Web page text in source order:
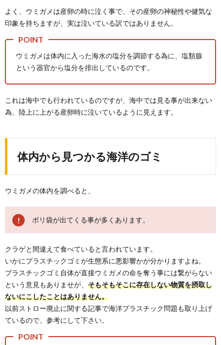
よく、ウミガメは産卵の時に泣く事で、その産卵の神秘性や健気な
印象を持ちますが、実は泣いている訳ではありません。
ウミガメは体内に入った海水の塩分を調節する為に、塩類腺
という器官から塩分を排出しているのです。
これは海中でも行われているのですが、海中では見る事が出来ない
為、陸上に上がる産卵時に泣いているように見えます。
体内から見つかる海洋のゴミ
ウミガメの体内を調べると、
ポリ袋が出てくる事が多くあります。
クラゲと間違えて食べていると言われています。
いかにプラスチックゴミが生態系に悪影響かが分かりますよね。
プラスチックゴミ自体が直接ウミガメの命を奪う事には繋がらない
という意見もありませが、 そもそもそこに存在しない物質を摂取し
ないにこしたことはありません。
以前ストロー廃止に関する記事で海洋プラスチック問題も取り上げ
ているので、参考にして下さい。